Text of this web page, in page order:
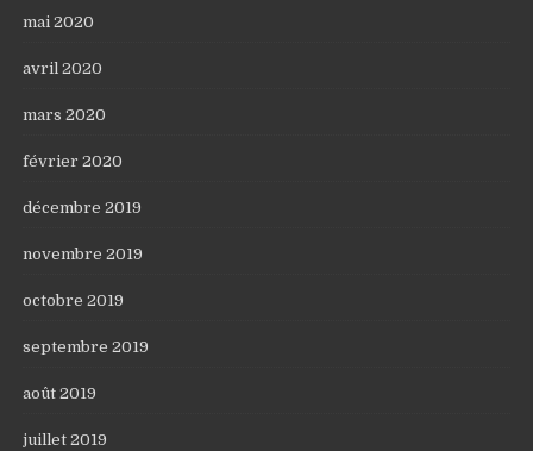
mai 2020
avril 2020
mars 2020
février 2020
décembre 2019
novembre 2019
octobre 2019
septembre 2019
août 2019
juillet 2019